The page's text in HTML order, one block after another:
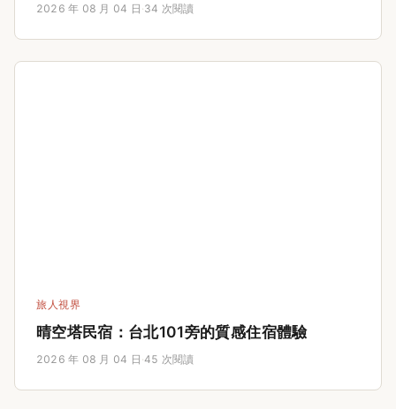
2026 年 08 月 04 日 ·34 次閱讀
旅人視界
晴空塔民宿：台北101旁的質感住宿體驗
2026 年 08 月 04 日 ·45 次閱讀